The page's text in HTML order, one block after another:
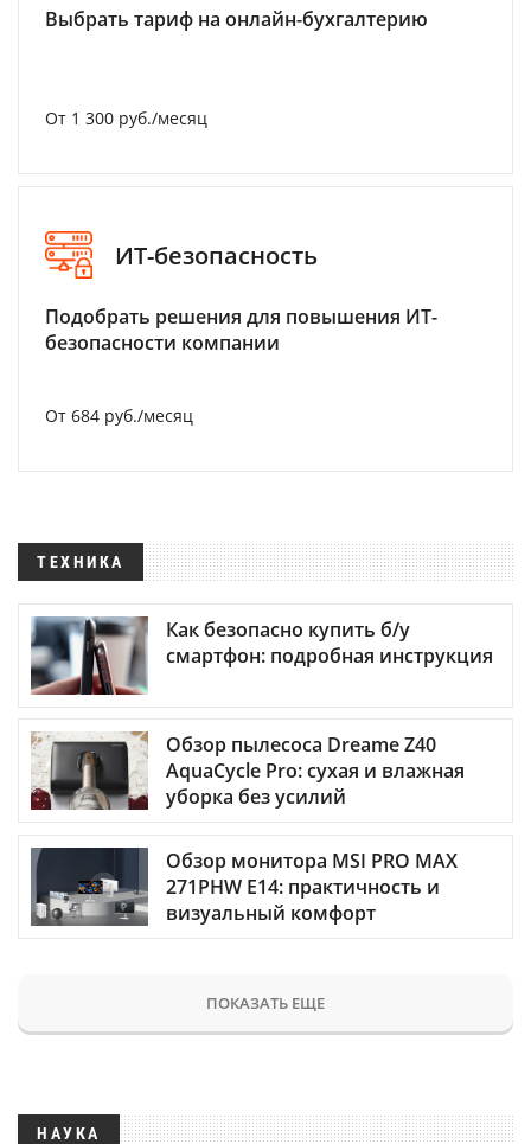
Выбрать тариф на онлайн-бухгалтерию
От 1 300 руб./месяц
ИТ-безопасность
Подобрать решения для повышения ИТ-
безопасности компании
От 684 руб./месяц
ТЕХНИКА
Как безопасно купить б/у
смартфон: подробная инструкция
Обзор пылесоса Dreame Z40
AquaCycle Pro: сухая и влажная
уборка без усилий
Обзор монитора MSI PRO MAX
271PHW E14: практичность и
визуальный комфорт
ПОКАЗАТЬ ЕЩЕ
НАУКА